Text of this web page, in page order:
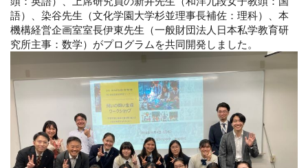
語）、染谷先生（文化学園大学杉並理事長補佐：理科）、本
機構経営企画室室長伊東先生（一般財団法人日本私学教育研
究所主事：数学）がプログラムを共同開発しました。